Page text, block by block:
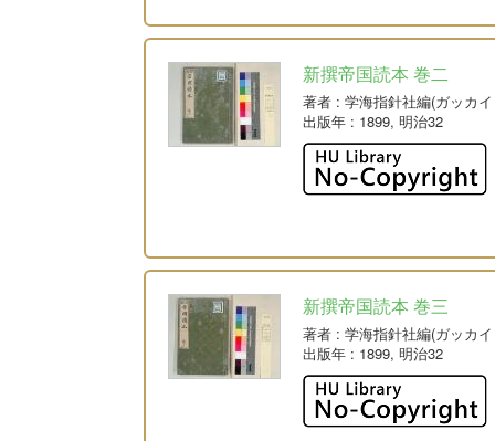
新撰帝国読本 巻二
著者 : 学海指針社編(ガッカ
出版年 : 1899, 明治32
新撰帝国読本 巻三
著者 : 学海指針社編(ガッカ
出版年 : 1899, 明治32